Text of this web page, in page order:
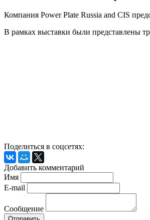
Компания Power Plate Russia and CIS
В рамках выставки были представлены
Поделиться в соцсетях:
Добавить комментарий
Имя
E-mail
Сообщение